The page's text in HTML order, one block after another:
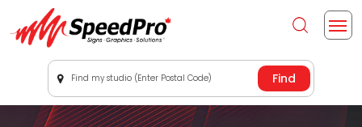
Find my studio (Enter Postal Code)